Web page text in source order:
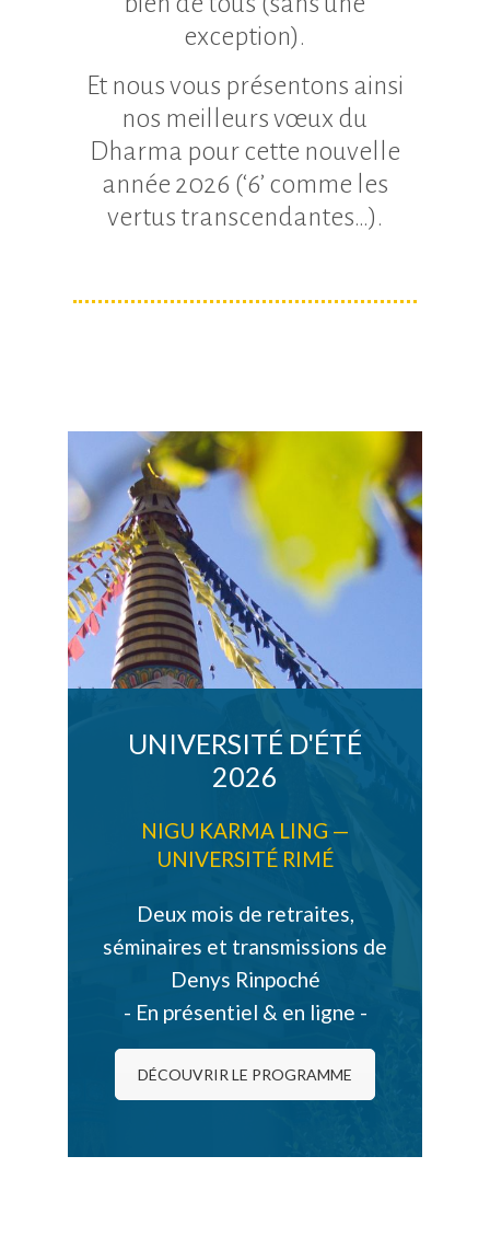
exception).
Et nous vous présentons ainsi
nos meilleurs vœux du
Dharma pour cette nouvelle
année 2026 (‘6’ comme les
vertus transcendantes…).
UNIVERSITÉ D'ÉTÉ
2026
NIGU KARMA LING —
UNIVERSITÉ RIMÉ
Deux mois de retraites,
séminaires et transmissions de
Denys Rinpoché
- En présentiel & en ligne -
DÉCOUVRIR LE PROGRAMME